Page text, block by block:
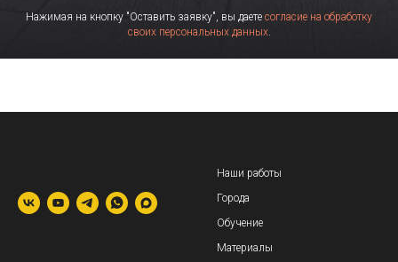
Нажимая на кнопку "Оставить заявку", вы даете согласие на обработку
своих персональных данных.
Наши работы
Города
Обучение
Материалы